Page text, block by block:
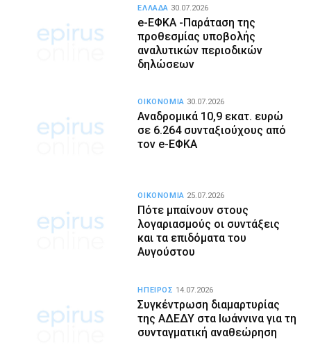
e-ΕΦΚΑ -Παράταση της
προθεσμίας υποβολής
αναλυτικών περιοδικών
δηλώσεων
ΕΛΛΑΔΑ 30.07.2026
Αναδρομικά 10,9 εκατ. ευρώ
σε 6.264 συνταξιούχους από
τον e-ΕΦΚΑ
ΟΙΚΟΝΟΜΙΑ 30.07.2026
Πότε μπαίνουν στους
λογαριασμούς οι συντάξεις
και τα επιδόματα του
Αυγούστου
ΟΙΚΟΝΟΜΙΑ 25.07.2026
Συγκέντρωση διαμαρτυρίας
της ΑΔΕΔΥ στα Ιωάννινα για τη
συνταγματική αναθεώρηση
ΗΠΕΙΡΟΣ 14.07.2026